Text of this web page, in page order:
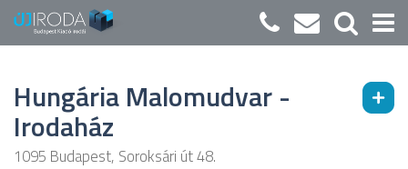
Hungária Malomudvar -
Irodaház
1095 Budapest, Soroksári út 48.